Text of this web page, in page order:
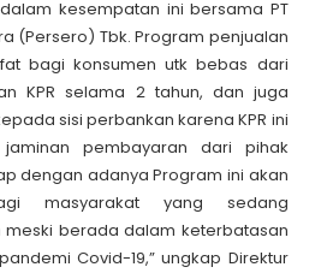
kesempatan ini bersama PT
(Persero) Tbk. Program penjualan
bagi konsumen utk bebas dari
KPR selama 2 tahun, dan juga
sisi perbankan karena KPR ini
pembayaran dari pihak
dengan adanya Program ini akan
masyarakat yang sedang
meski berada dalam keterbatasan
Covid-19,” ungkap Direktur